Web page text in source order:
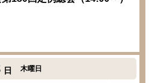
日 木曜日